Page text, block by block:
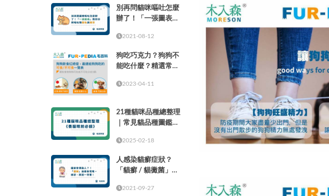
別再問貓咪嘔吐怎麼
辦了！「一張圖表」
與頻率
2021-08-12
狗吃巧克力？狗狗不
能吃什麼？精選常見
2023-04-11
21種貓咪品種總整理
｜常見貓品種圖鑑，
2025-02-18
人感染貓癬症狀？
「貓癬 / 貓黴菌」治
因一次看！
2021-09-27